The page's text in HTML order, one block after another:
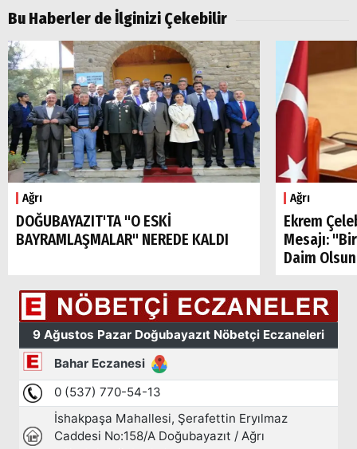
Bu Haberler de İlginizi Çekebilir
Ağrı
DOĞUBAYAZIT'TA "O ESKİ
BAYRAMLAŞMALAR" NEREDE KALDI
Ağrı
Ekrem
Mesajı:
Daim
Aramalar:
Doğubayazıt